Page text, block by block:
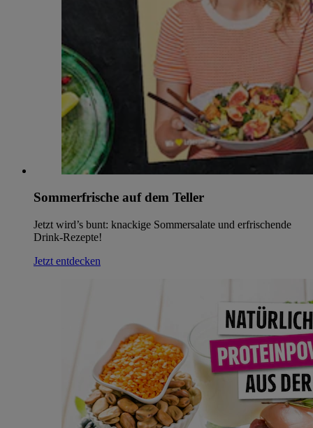
Sommerfrische auf dem Teller
Jetzt wird’s bunt: knackige Sommersalate und erfrischende
Drink-Rezepte!
Jetzt entdecken